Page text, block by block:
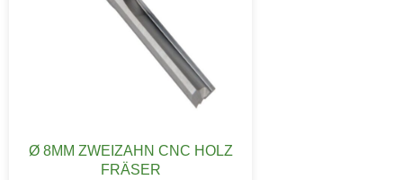
Ø 8MM ZWEIZAHN CNC HOLZ
FRÄSER